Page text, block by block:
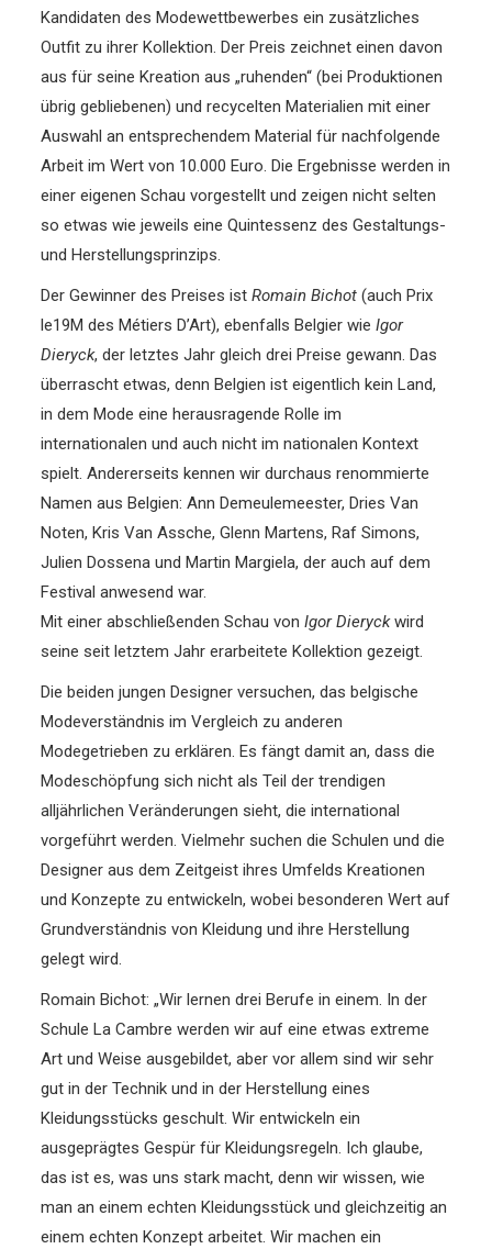
Kandidaten des Modewettbewerbes ein zusätzliches
Outfit zu ihrer Kollektion. Der Preis zeichnet einen davon
aus für seine Kreation aus „ruhenden“ (bei Produktionen
übrig gebliebenen) und recycelten Materialien mit einer
Auswahl an entsprechendem Material für nachfolgende
Arbeit im Wert von 10.000 Euro. Die Ergebnisse werden in
einer eigenen Schau vorgestellt und zeigen nicht selten
so etwas wie jeweils eine Quintessenz des Gestaltungs-
und Herstellungsprinzips.
Der Gewinner des Preises istRomain Bichot (auch Prix
le19M des Métiers D’Art), ebenfalls Belgier wieIgor
Dieryck, der letztes Jahr gleich drei Preise gewann. Das
überrascht etwas, denn Belgien ist eigentlich kein Land,
in dem Mode eine herausragende Rolle im
internationalen und auch nicht im nationalen Kontext
spielt. Andererseits kennen wir durchaus renommierte
Namen aus Belgien: Ann Demeulemeester, Dries Van
Noten, Kris Van Assche, Glenn Martens, Raf Simons,
Julien Dossena und Martin Margiela, der auch auf dem
Festival anwesend war.
Mit einer abschließenden Schau vonIgor Dieryckwird
seine seit letztem Jahr erarbeitete Kollektion gezeigt.
Die beiden jungen Designer versuchen, das belgische
Modeverständnis im Vergleich zu anderen
Modegetrieben zu erklären. Es fängt damit an, dass die
Modeschöpfung sich nicht als Teil der trendigen
alljährlichen Veränderungen sieht, die international
vorgeführt werden. Vielmehr suchen die Schulen und die
Designer aus dem Zeitgeist ihres Umfelds Kreationen
und Konzepte zu entwickeln, wobei besonderen Wert auf
Grundverständnis von Kleidung und ihre Herstellung
gelegt wird.
Romain Bichot: „Wir lernen drei Berufe in einem. In der
Schule La Cambre werden wir auf eine etwas extreme
Art und Weise ausgebildet, aber vor allem sind wir sehr
gut in der Technik und in der Herstellung eines
Kleidungsstücks geschult. Wir entwickeln ein
ausgeprägtes Gespür für Kleidungsregeln. Ich glaube,
das ist es, was uns stark macht, denn wir wissen, wie
man an einem echten Kleidungsstück und gleichzeitig an
einem echten Konzept arbeitet. Wir machen ein